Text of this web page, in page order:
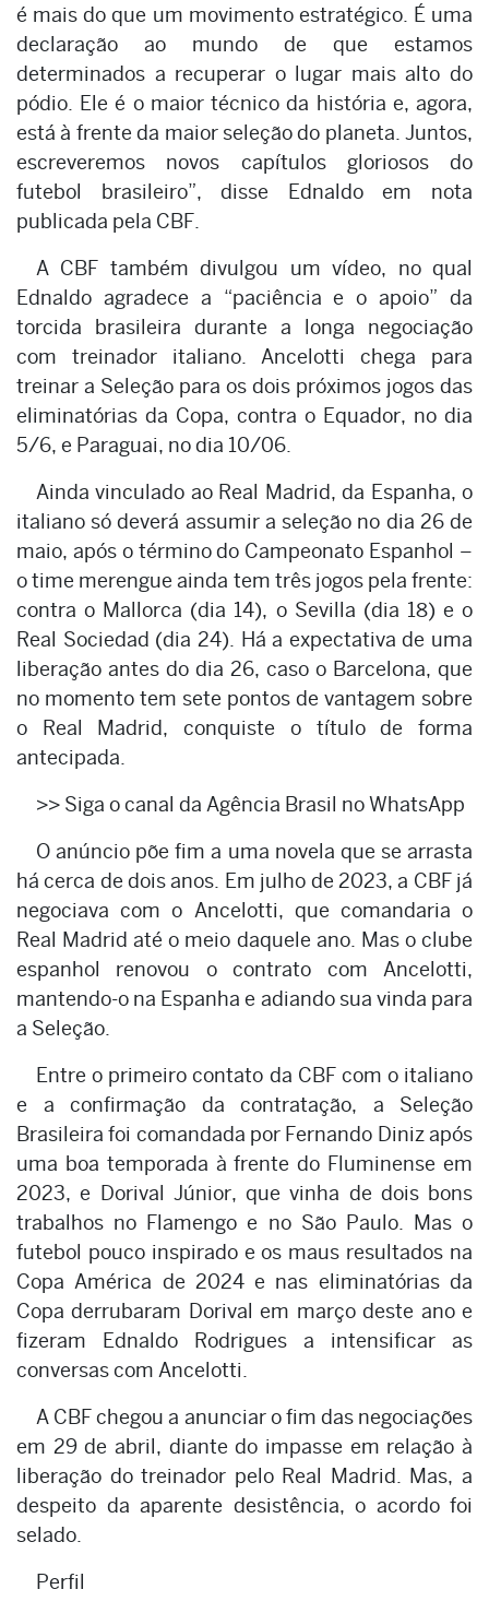
é mais do que um movimento estratégico. É uma
declaração ao mundo de que estamos
determinados a recuperar o lugar mais alto do
pódio. Ele é o maior técnico da história e, agora,
está à frente da maior seleção do planeta. Juntos,
escreveremos novos capítulos gloriosos do
futebol brasileiro”, disse Ednaldo em nota
publicada pela CBF.
A CBF também divulgou um vídeo, no qual
Ednaldo agradece a “paciência e o apoio” da
torcida brasileira durante a longa negociação
com treinador italiano. Ancelotti chega para
treinar a Seleção para os dois próximos jogos das
eliminatórias da Copa, contra o Equador, no dia
5/6, e Paraguai, no dia 10/06.
Ainda vinculado ao Real Madrid, da Espanha, o
italiano só deverá assumir a seleção no dia 26 de
maio, após o término do Campeonato Espanhol –
o time merengue ainda tem três jogos pela frente:
contra o Mallorca (dia 14), o Sevilla (dia 18) e o
Real Sociedad (dia 24). Há a expectativa de uma
liberação antes do dia 26, caso o Barcelona, que
no momento tem sete pontos de vantagem sobre
o Real Madrid, conquiste o título de forma
antecipada.
>> Siga o canal da Agência Brasil no WhatsApp
O anúncio põe fim a uma novela que se arrasta
há cerca de dois anos. Em julho de 2023, a CBF já
negociava com o Ancelotti, que comandaria o
Real Madrid até o meio daquele ano. Mas o clube
espanhol renovou o contrato com Ancelotti,
mantendo-o na Espanha e adiando sua vinda para
a Seleção.
Entre o primeiro contato da CBF com o italiano
e a confirmação da contratação, a Seleção
Brasileira foi comandada por Fernando Diniz após
uma boa temporada à frente do Fluminense em
2023, e Dorival Júnior, que vinha de dois bons
trabalhos no Flamengo e no São Paulo. Mas o
futebol pouco inspirado e os maus resultados na
Copa América de 2024 e nas eliminatórias da
Copa derrubaram Dorival em março deste ano e
fizeram Ednaldo Rodrigues a intensificar as
conversas com Ancelotti.
A CBF chegou a anunciar o fim das negociações
em 29 de abril, diante do impasse em relação à
liberação do treinador pelo Real Madrid. Mas, a
despeito da aparente desistência, o acordo foi
selado.
Perfil